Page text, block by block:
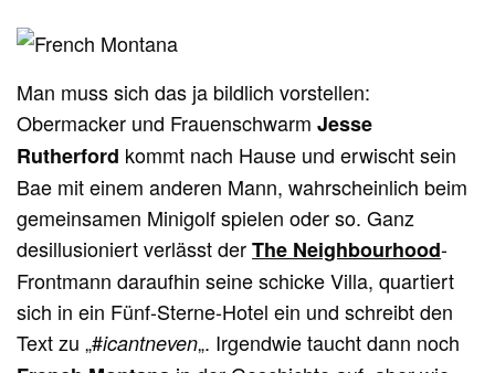
Man muss sich das ja bildlich vorstellen:
Obermacker und Frauenschwarm Jesse
Rutherford kommt nach Hause und erwischt sein
Bae mit einem anderen Mann, wahrscheinlich beim
gemeinsamen Minigolf spielen oder so. Ganz
desillusioniert verlässt derThe Neighbourhood-
Frontmann daraufhin seine schicke Villa, quartiert
sich in ein Fünf-Sterne-Hotel ein und schreibt den
Text zu „#icantneven„. Irgendwie taucht dann noch